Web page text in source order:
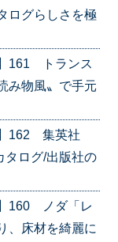
ログらしさを極
161 トランス
み物風〟で手元
】162 集英社
タログ/出版社の
160 ノダ「レ
、床材を綺麗に